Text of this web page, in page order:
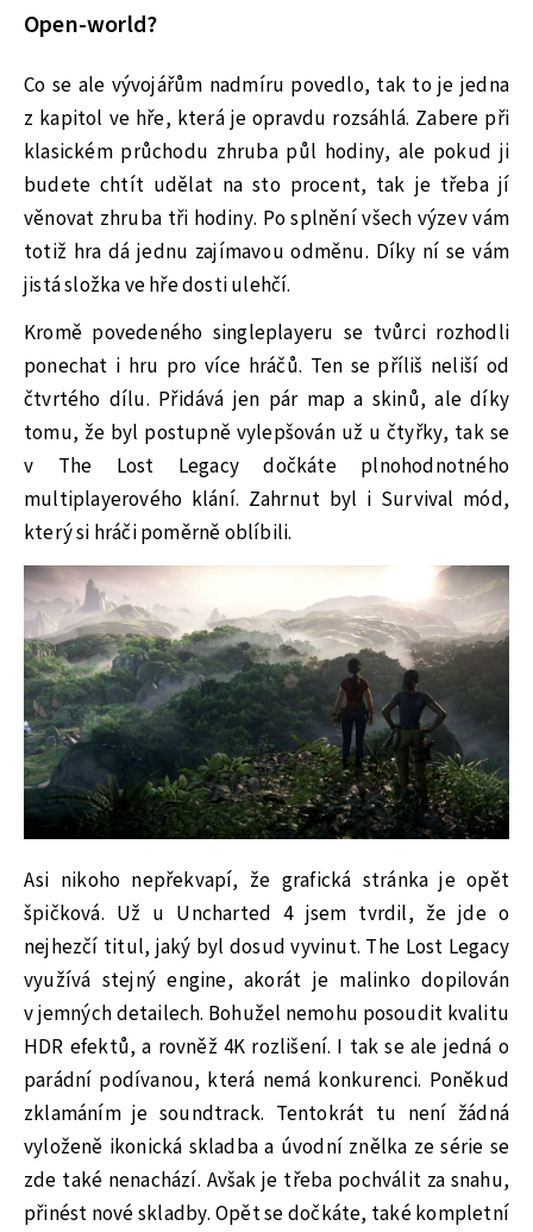
Open-world?
Co se ale vývojářům nadmíru povedlo, tak to je jedna
z kapitol ve hře, která je opravdu rozsáhlá. Zabere při
klasickém průchodu zhruba půl hodiny, ale pokud ji
budete chtít udělat na sto procent, tak je třeba jí
věnovat zhruba tři hodiny. Po splnění všech výzev vám
totiž hra dá jednu zajímavou odměnu. Díky ní se vám
jistá složka ve hře dosti ulehčí.
Kromě povedeného singleplayeru se tvůrci rozhodli
ponechat i hru pro více hráčů. Ten se příliš neliší od
čtvrtého dílu. Přidává jen pár map a skinů, ale díky
tomu, že byl postupně vylepšován už u čtyřky, tak se
v The Lost Legacy dočkáte plnohodnotného
multiplayerového klání. Zahrnut byl i Survival mód,
který si hráči poměrně oblíbili.
Asi nikoho nepřekvapí, že grafická stránka je opět
špičková. Už u Uncharted 4 jsem tvrdil, že jde o
nejhezčí titul, jaký byl dosud vyvinut. The Lost Legacy
využívá stejný engine, akorát je malinko dopilován
v jemných detailech. Bohužel nemohu posoudit kvalitu
HDR efektů, a rovněž 4K rozlišení. I tak se ale jedná o
parádní podívanou, která nemá konkurenci. Poněkud
zklamáním je soundtrack. Tentokrát tu není žádná
vyloženě ikonická skladba a úvodní znělka ze série se
zde také nenachází. Avšak je třeba pochválit za snahu,
přinést nové skladby. Opět se dočkáte, také kompletní